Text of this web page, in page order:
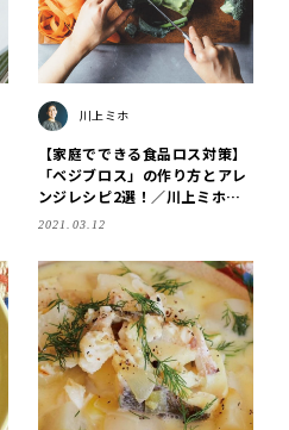
川上ミホ
【家庭でできる食品ロス対策】
「ベジブロス」の作り方とアレ
ンジレシピ2選！／川上ミホさ
ん
2021.03.12